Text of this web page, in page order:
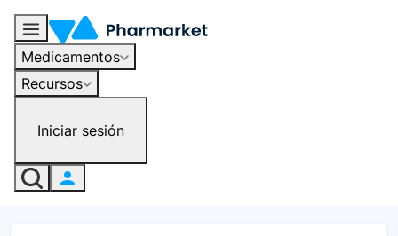
Medicamentos
Recursos
Iniciar sesión